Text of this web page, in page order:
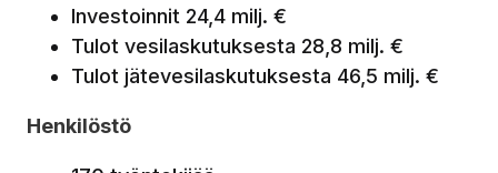
Investoinnit 24,4 milj. €
Tulot vesilaskutuksesta 28,8 milj. €
Tulot jätevesilaskutuksesta 46,5 milj. €
Henkilöstö